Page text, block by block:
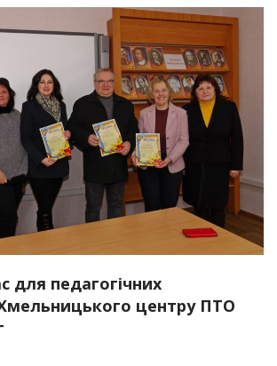
для педагогічних
Хмельницького центру ПТО